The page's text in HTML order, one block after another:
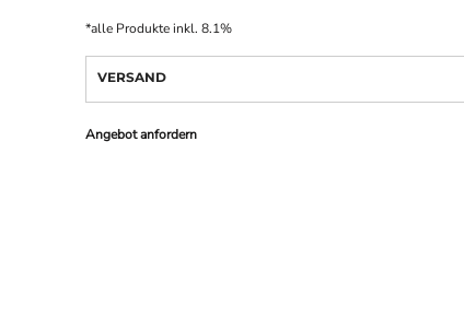
*alle Produkte inkl. 8.1%
VERSAND
Angebot anfordern